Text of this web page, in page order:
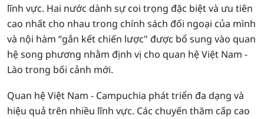
lĩnh vực. Hai nước dành sự coi trọng đặc biệt và ưu tiên
cao nhất cho nhau trong chính sách đối ngoại của mình
và nội hàm “gắn kết chiến lược" được bổ sung vào quan
hệ song phương nhằm định vị cho quan hệ Việt Nam -
Lào trong bối cảnh mới.
Quan hệ Việt Nam - Campuchia phát triển đa dạng và
hiệu quả trên nhiều lĩnh vực. Các chuyến thăm cấp cao